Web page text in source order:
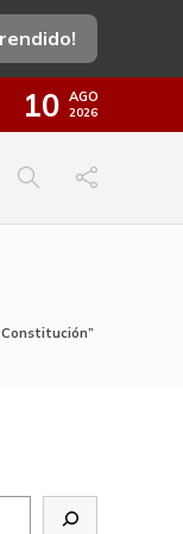
10 AGO
2026